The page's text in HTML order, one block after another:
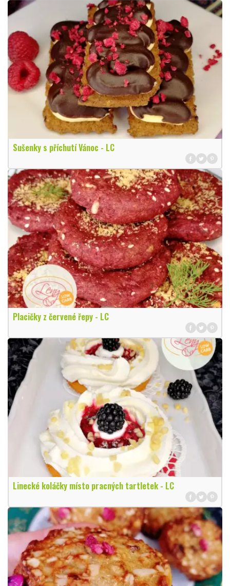
Sušenky s příchutí Vánoc - LC
Placičky z červené řepy - LC
Linecké koláčky místo pracných tartletek - LC